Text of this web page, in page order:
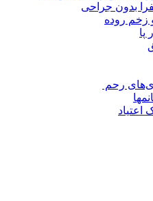
بدون جراحی
زخم روده
پا
رحم
اعتیاد